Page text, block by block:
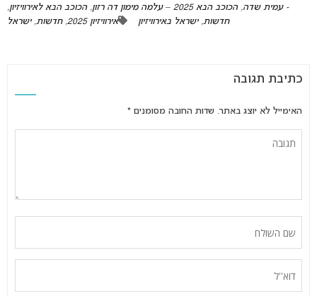
- עמית שדה, הכוכב הבא 2025 – עלמה מימון דה רזון , הכוכב הבא לאירוויזיון,
חדשות, ישראל באירוויזיון אירוויזיון 2025 , חדשות, ישראל
כתיבת תגובה
האימייל לא יוצג באתר. שדות החובה מסומנים *